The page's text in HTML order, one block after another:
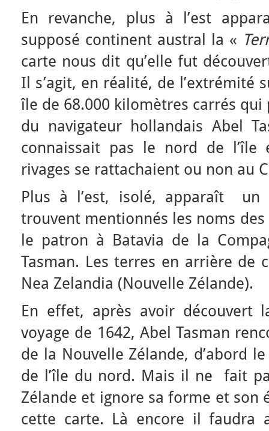
En revanche, plus à l’est
supposé continent austral la «
carte nous dit qu’elle fut
Il s’agit, en réalité, de l’extrémité
île de 68.000 kilomètres carrés
du navigateur hollandais Abel
connaissait pas le nord de
rivages se rattachaient ou non au
Plus à l’est, isolé, apparaît
trouvent mentionnés les noms
le patron à Batavia de la
Tasman. Les terres en arrière de
Nea Zelandia (Nouvelle Zélande).
En effet, après avoir découvert
voyage de 1642, Abel Tasman
de la Nouvelle Zélande, d’abord
de l’île du nord. Mais il ne fait
Zélande et ignore sa forme et son
cette carte. Là encore il faudra